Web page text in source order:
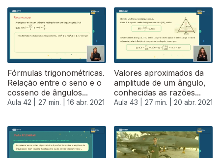
Fórmulas trigonométricas.
Relação entre o seno e o
cosseno de ângulos...
Aula 42 | 27 min. | 16 abr. 2021
Valores aproximados da
amplitude de um ângulo,
conhecidas as razões...
Aula 43 | 27 min. | 20 abr. 2021